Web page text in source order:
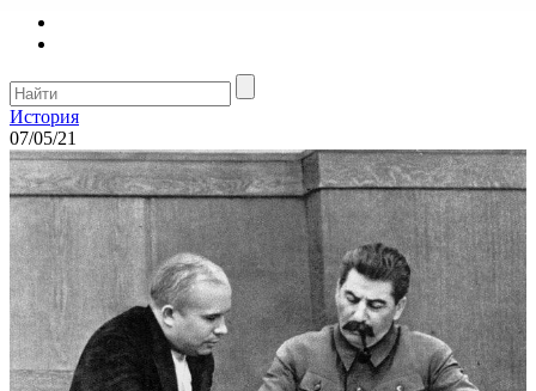
История
07/05/21